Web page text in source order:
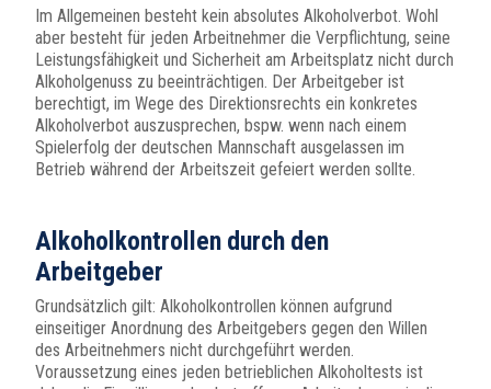
Im Allgemeinen besteht kein absolutes Alkoholverbot. Wohl
aber besteht für jeden Arbeitnehmer die Verpflichtung, seine
Leistungsfähigkeit und Sicherheit am Arbeitsplatz nicht durch
Alkoholgenuss zu beeinträchtigen. Der Arbeitgeber ist
berechtigt, im Wege des Direktionsrechts ein konkretes
Alkoholverbot auszusprechen, bspw. wenn nach einem
Spielerfolg der deutschen Mannschaft ausgelassen im
Betrieb während der Arbeitszeit gefeiert werden sollte.
Alkoholkontrollen durch den
Arbeitgeber
Grundsätzlich gilt: Alkoholkontrollen können aufgrund
einseitiger Anordnung des Arbeitgebers gegen den Willen
des Arbeitnehmers nicht durchgeführt werden.
Voraussetzung eines jeden betrieblichen Alkoholtests ist